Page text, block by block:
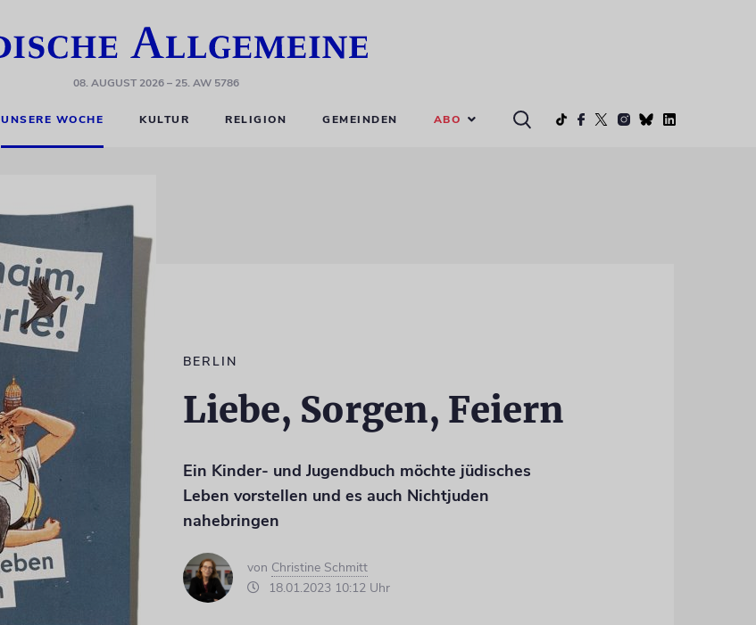
08. AUGUST 2026– 25. AW 5786
UNSERE WOCHE KULTUR RELIGION GEMEINDEN ABO
BERLIN
Liebe, Sorgen, Feiern
Ein Kinder- und Jugendbuch möchte jüdisches
Leben vorstellen und es auch Nichtjuden
nahebringen
von Christine Schmitt
18.01.2023 10:12 Uhr